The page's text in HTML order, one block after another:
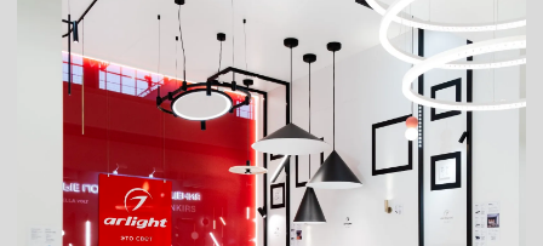
Представляем вам светотехнику